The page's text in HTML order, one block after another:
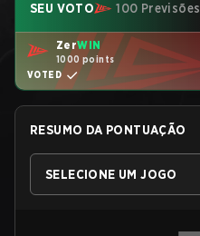
SEU VOTO 100 Previsões
ZerWIN
1000 points
VOTED
RESUMO DA PONTUAÇÃO
SELECIONE UM JOGO